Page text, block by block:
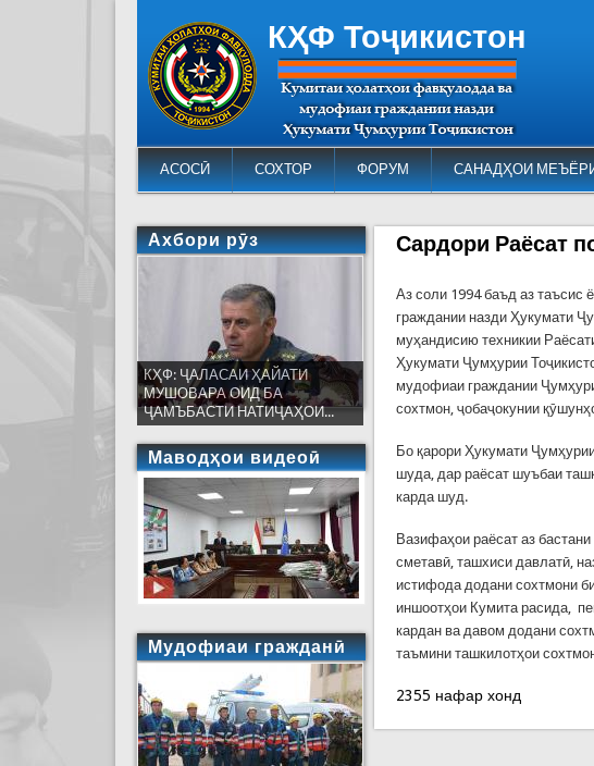
КҲФ Тоҷикистон
АСОСӢ СОХТОР ФОРУМ САНАДҲОИ
Сардори Раёсат
Аз соли 1994 баъд аз
граждании назди Ҳукумати
муҳандисию техникии
Ҳукумати Ҷумҳурии
мудофиаи граждании
сохтмон, ҷобаҷокунии
Бо қарори Ҳукумати
шуда, дар раёсат шуъбаи
карда шуд.
Вазифаҳои раёсат аз
сметавӣ, ташхиси давлатӣ,
истифода додани сохтмони
иншоотҳои Кумита расида,
кардан ва давом додани
таъмини ташкилотҳои
2355 нафар хонд
Ахбори рӯз
КҲФ: ҶАЛАСАИ ҲАЙАТИ
МУШОВАРА ОИД БА
ҶАМЪБАСТИ НАТИҶАҲОИ...
Маводҳои видеоӣ
Мудофиаи гражданӣ